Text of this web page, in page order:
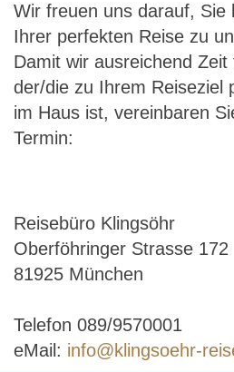
Wir freuen uns darauf, Sie
Ihrer perfekten Reise zu
Damit wir ausreichend Zeit
der/die zu Ihrem Reiseziel
im Haus ist, vereinbaren
Termin:
Reisebüro Klingsöhr
Oberföhringer Strasse 172
81925 München
Telefon 089/9570001
eMail: info@klingsoehr-